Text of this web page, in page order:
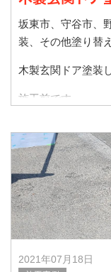
坂東市、守谷市、
装、その他塗り替
木製玄関ドア塗装
施工前です
して
2021年07月18日